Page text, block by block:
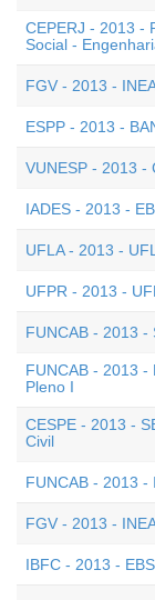
CEPERJ - 2013 -
Social -
FGV - 2013 -
ESPP - 2013 -
VUNESP - 2013 -
IADES - 2013 -
UFLA - 2013 -
UFPR - 2013 -
FUNCAB - 2013 -
FUNCAB - 2013 -
Pleno I
CESPE - 2013 -
Civil
FUNCAB - 2013 -
FGV - 2013 -
IBFC - 2013 -